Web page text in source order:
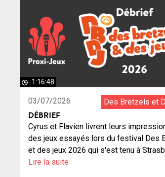
1:16:48
03/07/2026 Des Bretzels et
DÉBRIEF
Cyrus et Flavien livrent leurs
des jeux essayés lors du festival Des
et des jeux 2026 qui s'est tenu à
Lire la suite